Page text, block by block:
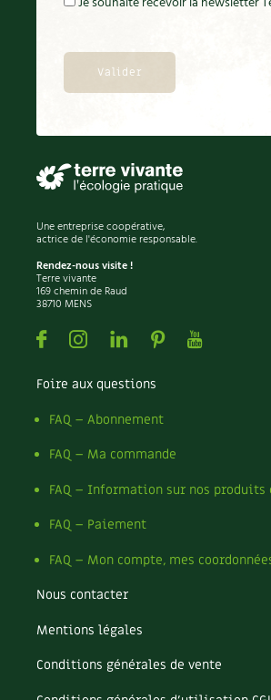
Une entreprise coopérative,
actrice de l'économie responsable.
Rendez-nous visite !
Terre vivante
169 chemin de Raud
38710 MENS
FacebookInstagramLinkedin
PinterestYoutube
Foire aux questions
FAQ – Abonnement
FAQ – Ma commande
FAQ – Information sur nos
FAQ – Paiement
FAQ – Mon compte, mes
Nous contacter
Mentions légales
Conditions générales de vente